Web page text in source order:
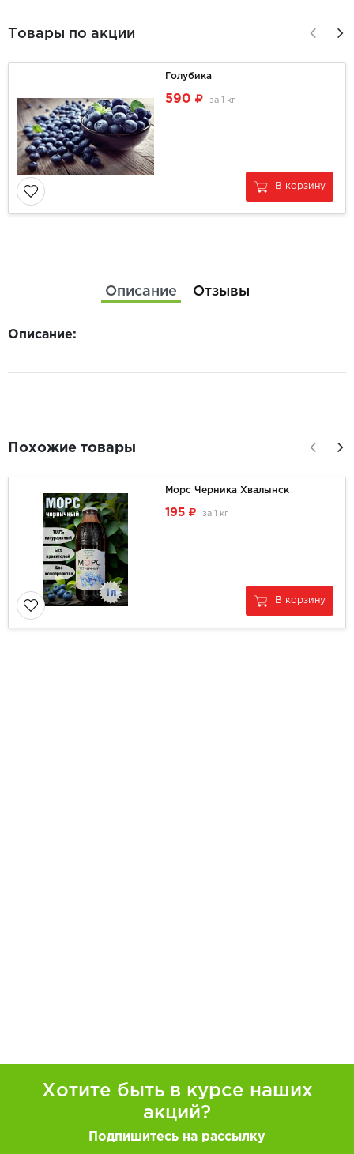
Товары по акции
Голубика
590 за 1 кг
В корзину
Описание Отзывы
Описание:
Похожие товары
Морс Черника Хвалынск
195 за 1 кг
В корзину
Хотите быть в курсе наших
акций?
Подпишитесь на рассылку